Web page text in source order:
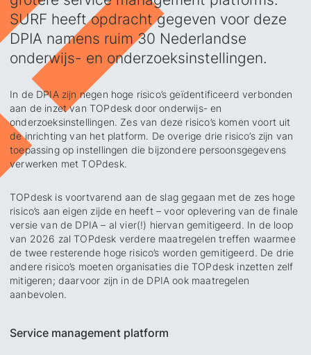
SURF heeft opdracht gegeven voor deze
DPIA namens ruim 30 Nederlandse
onderwijs- en onderzoeksinstellingen.
In de DPIA zijn negen hoge risico’s geïdentificeerd verbonden
aan de inzet van TOPdesk door onderwijs- en
onderzoeksinstellingen. Zes van deze risico’s komen voort uit
de inrichting van het platform. De overige drie risico’s zijn van
toepassing op instellingen die bijzondere persoonsgegevens
verwerken met TOPdesk.
TOPdesk is voortvarend aan de slag gegaan met de zes hoge
risico’s aan eigen zijde en heeft – voor oplevering van de finale
versie van de DPIA – al vier(!) hiervan gemitigeerd. In de loop
van 2026 zal TOPdesk verdere maatregelen treffen waarmee
de twee resterende hoge risico’s worden gemitigeerd. De drie
andere risico’s moeten organisaties die TOPdesk inzetten zelf
mitigeren; daarvoor zijn in de DPIA ook maatregelen
aanbevolen.
Service management platform